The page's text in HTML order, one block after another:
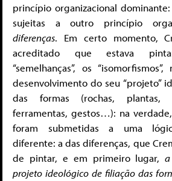
princípio organizacional
sujeitas a outro princípio
diferenças. Em certo momento,
acreditado que estava
“semelhanças”, os
desenvolvimento do seu “projeto”
das formas (rochas, plantas,
ferramentas, gestos…): na verdade,
foram submetidas a uma
diferente: a das diferenças, que
de pintar, e em primeiro lugar,
projeto ideológico de filiação das